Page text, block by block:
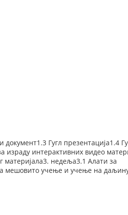
Гугл презентација1.4
израду интерактивних видео
материјала3. недеља3.1 Алати за
мешовито учење и учење на